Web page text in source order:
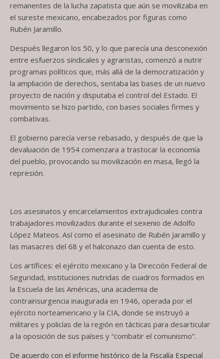
remanentes de la lucha zapatista que aún se movilizaba en
el sureste mexicano, encabezados por figuras como
Rubén Jaramillo.
Después llegaron los 50, y lo que parecía una desconexión
entre esfuerzos sindicales y agraristas, comenzó a nutrir
programas políticos que, más allá de la democratización y
la ampliación de derechos, sentaba las bases de un nuevo
proyecto de nación y disputaba el control del Estado. El
movimiento se hizo partido, con bases sociales firmes y
combativas.
El gobierno parecía verse rebasado, y después de que la
devaluación de 1954 comenzara a trastocar la economía
del pueblo, provocando su movilización en masa, llegó la
represión.
Los asesinatos y encarcelamientos extrajudiciales contra
trabajadores movilizados durante el sexenio de Adolfo
López Mateos. Así como el asesinato de Rubén Jaramillo y
las masacres del 68 y el halconazo dan cuenta de esto.
Los artífices: el ejército mexicano y la Dirección Federal de
Seguridad, instituciones nutridas de cuadros formados en
la Escuela de las Américas, una academia de
contrainsurgencia inaugurada en 1946, operada por el
ejército norteamericano y la CIA, donde se instruyó a
militares y policías de la región en tácticas para desarticular
a la oposición de sus países y “combatir el comunismo”.
De acuerdo con el informe histórico de la Fiscalía Especial